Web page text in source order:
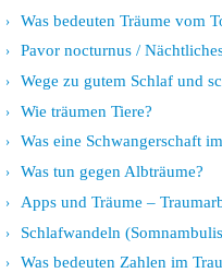
Was bedeuten Träume vom
Pavor nocturnus /
Wege zu gutem Schlaf und
Wie träumen Tiere?
Was eine Schwangerschaft
Was tun gegen Albträume?
Apps und Träume –
Schlafwandeln
Was bedeuten Zahlen im